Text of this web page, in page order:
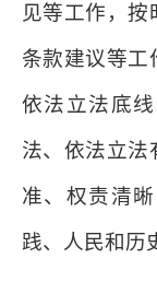
见等工作，按
条款建议等工
依法立法底
法、依法立法
准、权责清
践、人民和历